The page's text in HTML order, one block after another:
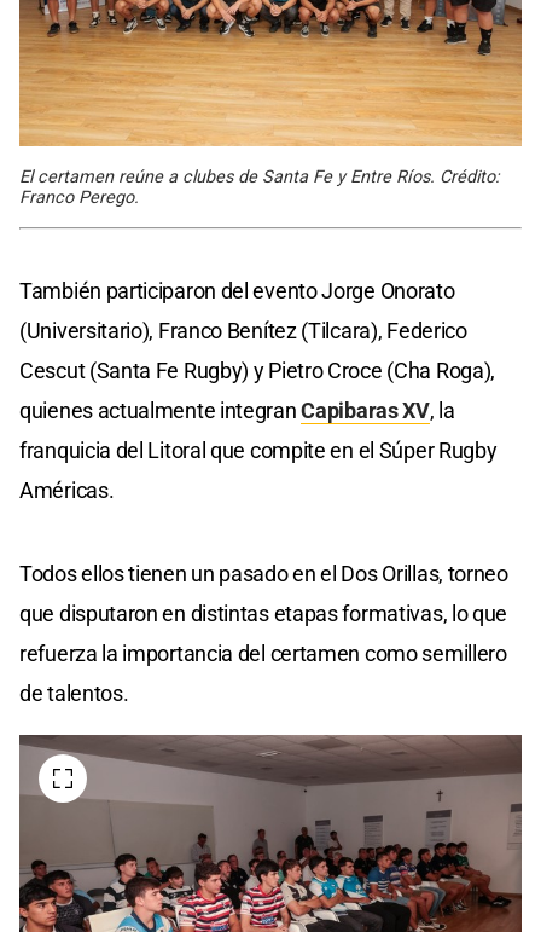
El certamen reúne a clubes de Santa Fe y Entre Ríos. Crédito:
Franco Perego.
También participaron del evento Jorge Onorato
(Universitario), Franco Benítez (Tilcara), Federico
Cescut (Santa Fe Rugby) y Pietro Croce (Cha Roga),
quienes actualmente integranCapibaras XV, la
franquicia del Litoral que compite en el Súper Rugby
Américas.
Todos ellos tienen un pasado en el Dos Orillas, torneo
que disputaron en distintas etapas formativas, lo que
refuerza la importancia del certamen como semillero
de talentos.